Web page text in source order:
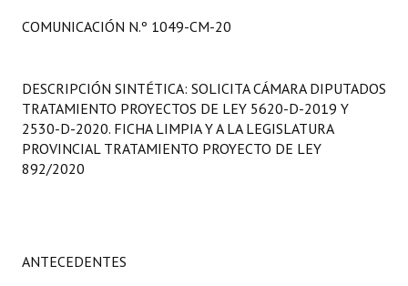
Comisiones Especiales
Programas
LEGISLACIÓN
Carta Orgánica 2007
COMUNICACIÓN N.º 1049-CM-20
DESCRIPCIÓN SINTÉTICA: SOLICITA CÁMARA DIPUTADOS
TRATAMIENTO PROYECTOS DE LEY 5620-D-2019 Y
2530-D-2020. FICHA LIMPIA Y A LA LEGISLATURA
PROVINCIAL TRATAMIENTO PROYECTO DE LEY
892/2020
ANTECEDENTES